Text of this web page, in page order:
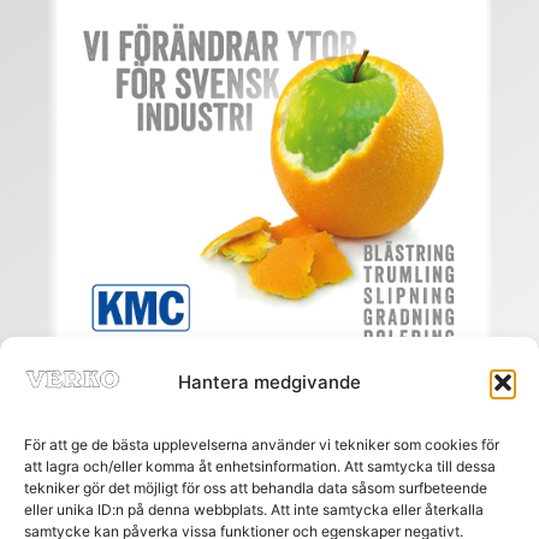
Hantera medgivande
För att ge de bästa upplevelserna använder vi tekniker som cookies för
att lagra och/eller komma åt enhetsinformation. Att samtycka till dessa
tekniker gör det möjligt för oss att behandla data såsom surfbeteende
eller unika ID:n på denna webbplats. Att inte samtycka eller återkalla
samtycke kan påverka vissa funktioner och egenskaper negativt.
Meny